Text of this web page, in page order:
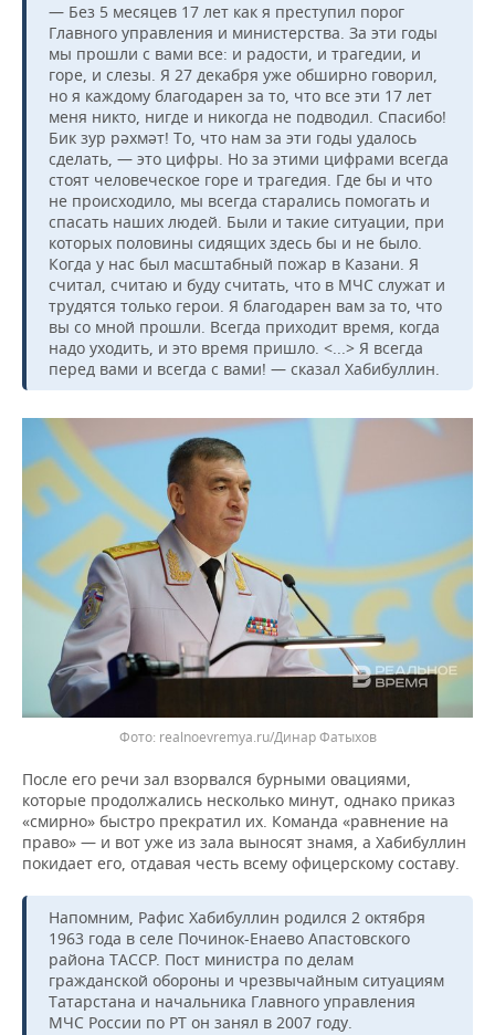
— Без 5 месяцев 17 лет как я преступил порог
Главного управления и министерства. За эти годы
мы прошли с вами все: и радости, и трагедии, и
горе, и слезы. Я 27 декабря уже обширно говорил,
но я каждому благодарен за то, что все эти 17 лет
меня никто, нигде и никогда не подводил. Спасибо!
Бик зур рәхмәт! То, что нам за эти годы удалось
сделать, — это цифры. Но за этими цифрами всегда
стоят человеческое горе и трагедия. Где бы и что
не происходило, мы всегда старались помогать и
спасать наших людей. Были и такие ситуации, при
которых половины сидящих здесь бы и не было.
Когда у нас был масштабный пожар в Казани. Я
считал, считаю и буду считать, что в МЧС служат и
трудятся только герои. Я благодарен вам за то, что
вы со мной прошли. Всегда приходит время, когда
надо уходить, и это время пришло. <...> Я всегда
перед вами и всегда с вами! — сказал Хабибуллин.
realnoevremya.ru/Динар Фатыхов
После его речи зал взорвался бурными овациями,
которые продолжались несколько минут, однако приказ
«смирно» быстро прекратил их. Команда «равнение на
право» — и вот уже из зала выносят знамя, а Хабибуллин
покидает его, отдавая честь всему офицерскому составу.
Напомним, Рафис Хабибуллин родился 2 октября
1963 года в селе Починок-Енаево Апастовского
района ТАССР. Пост министра по делам
гражданской обороны и чрезвычайным ситуациям
Татарстана и начальника Главного управления
МЧС России по РТ он занял в 2007 году.